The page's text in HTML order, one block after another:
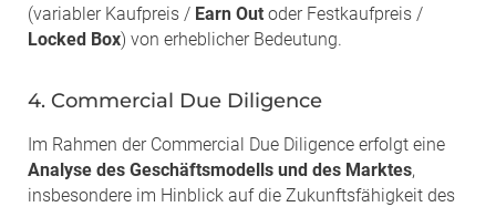
(variabler Kaufpreis / Earn Out oder Festkaufpreis /
Locked Box) von erheblicher Bedeutung.
4. Commercial Due Diligence
Im Rahmen der Commercial Due Diligence erfolgt eine
Analyse des Geschäftsmodells und des Marktes,
insbesondere im Hinblick auf die Zukunftsfähigkeit des